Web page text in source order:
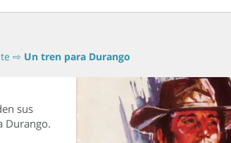
⇨ Un tren para Durango
sus
Durango.